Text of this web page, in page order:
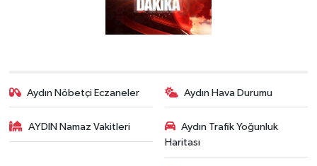
Aydın Nöbetçi Eczaneler Aydın Hava Durumu
AYDIN Namaz Vakitleri
Aydın Trafik Yoğunluk
Haritası